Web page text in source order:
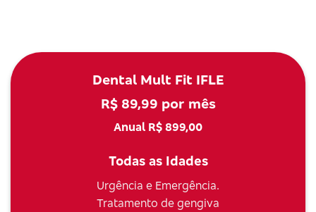
Dental Mult Fit IFLE
R$ 89,99 por mês
Anual R$ 899,00
Todas as Idades
Urgência e Emergência.
Tratamento de gengiva